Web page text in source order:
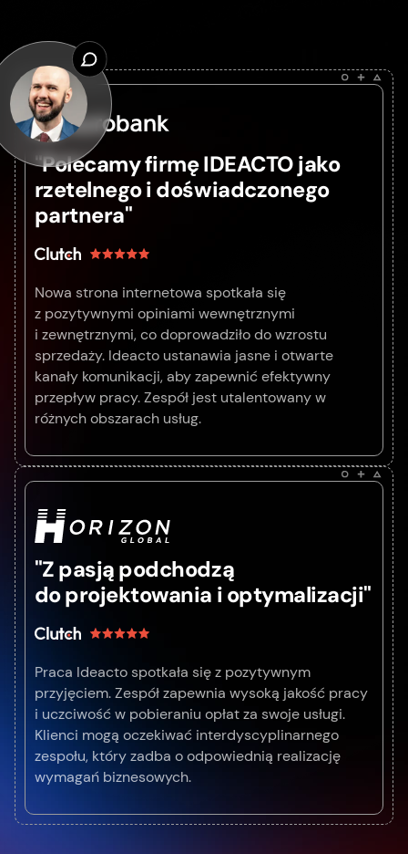
"Polecamy firmę IDEACTO jako
rzetelnego i doświadczonego
partnera"
Nowa strona internetowa spotkała się
z pozytywnymi opiniami wewnętrznymi
i zewnętrznymi, co doprowadziło do wzrostu
sprzedaży. Ideacto ustanawia jasne i otwarte
kanały komunikacji, aby zapewnić efektywny
przepływ pracy. Zespół jest utalentowany w
różnych obszarach usług.
"Z pasją podchodzą
do projektowania i optymalizacji"
Praca Ideacto spotkała się z pozytywnym
przyjęciem. Zespół zapewnia wysoką jakość pracy
i uczciwość w pobieraniu opłat za swoje usługi.
Klienci mogą oczekiwać interdyscyplinarnego
zespołu, który zadba o odpowiednią realizację
wymagań biznesowych.